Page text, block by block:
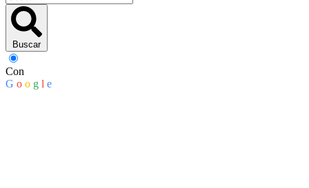
Buscar
Con
G o o g l e